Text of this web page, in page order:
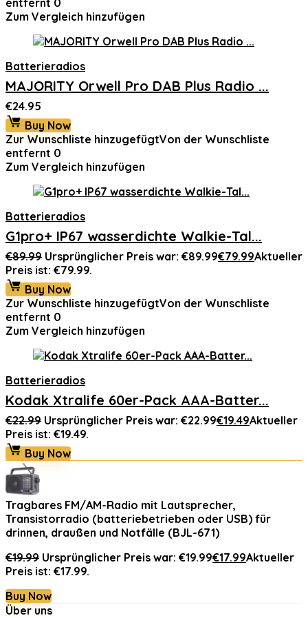
entfernt 0
Zum Vergleich hinzufügen
Batterieradios
MAJORITY Orwell Pro DAB Plus Radio ...
€24.95
Buy Now
Zur Wunschliste hinzugefügtVon der Wunschliste
entfernt 0
Zum Vergleich hinzufügen
Batterieradios
G1pro+ IP67 wasserdichte Walkie-Tal...
€89.99 Ursprünglicher Preis war: €89.99€79.99Aktueller
Preis ist: €79.99.
Buy Now
Zur Wunschliste hinzugefügtVon der Wunschliste
entfernt 0
Zum Vergleich hinzufügen
Batterieradios
Kodak Xtralife 60er-Pack AAA-Batter...
€22.99 Ursprünglicher Preis war: €22.99€19.49Aktueller
Preis ist: €19.49.
Buy Now
Tragbares FM/AM-Radio mit Lautsprecher,
Transistorradio (batteriebetrieben oder USB) für
drinnen, draußen und Notfälle (BJL-671)
€19.99 Ursprünglicher Preis war: €19.99€17.99Aktueller
Preis ist: €17.99.
Buy Now
Über uns